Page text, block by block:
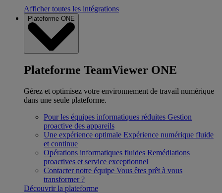
Afficher toutes les intégrations
Plateforme ONE
Plateforme TeamViewer ONE
Gérez et optimisez votre environnement de travail numérique
dans une seule plateforme.
Pour les équipes informatiques réduites Gestion
proactive des appareils
Une expérience optimale Expérience numérique fluide
et continue
Opérations informatiques fluides Remédiations
proactives et service exceptionnel
Contacter notre équipe Vous êtes prêt à vous
transformer ?
Découvrir la plateforme